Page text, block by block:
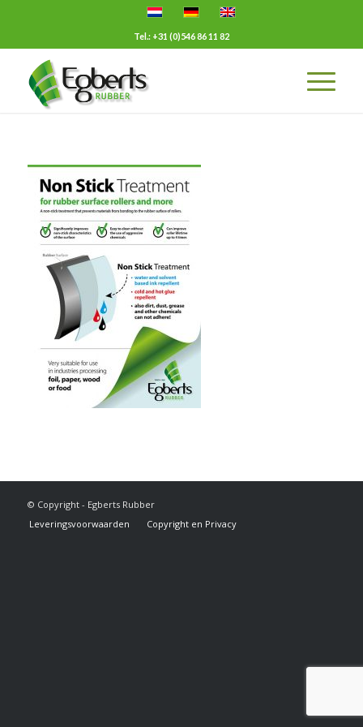
Tel.: +31 (0)546 86 11 82
© Copyright - Egberts Rubber
Leveringsvoorwaarden
Copyright en Privacy